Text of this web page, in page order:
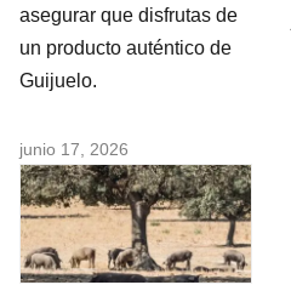
asegurar que disfrutas de
un producto auténtico de
Guijuelo.
junio 17, 2026